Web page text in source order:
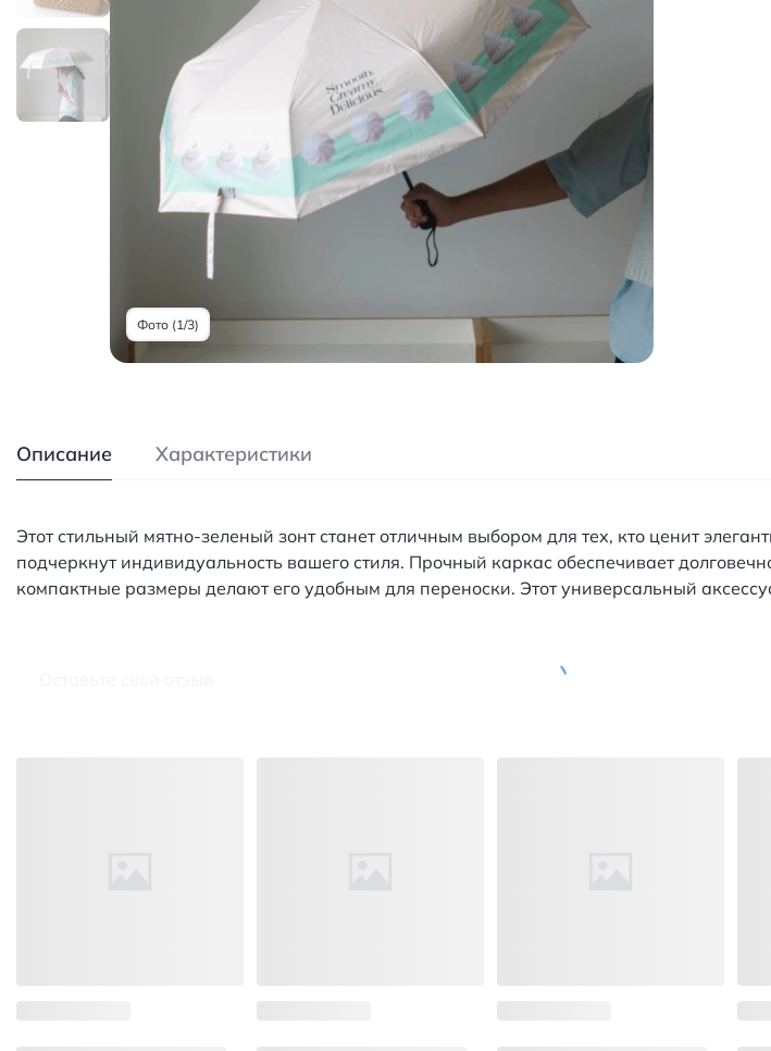
Фото (1/3)
Описание Характеристики
Этот стильный мятно-зеленый зонт станет отличным выбором для тех, кто ценит
подчеркнут индивидуальность вашего стиля. Прочный каркас обеспечивает
компактные размеры делают его удобным для переноски. Этот универсальный